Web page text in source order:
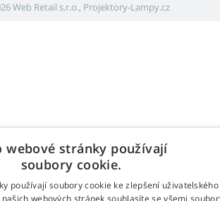
Web Retail s.r.o., Projektory-Lampy.cz
webové stránky používají
soubory cookie.
používají soubory cookie ke zlepšení uživatelského
webových stránek souhlasíte se všemi